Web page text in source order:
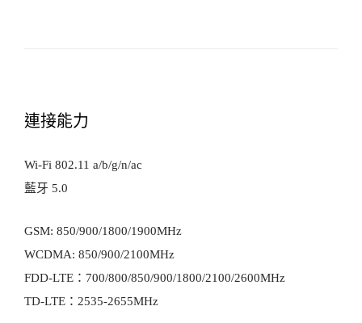
連接能力
Wi-Fi 802.11 a/b/g/n/ac
藍牙 5.0
GSM: 850/900/1800/1900MHz
WCDMA: 850/900/2100MHz
FDD-LTE：700/800/850/900/1800/2100/2600MHz
TD-LTE：2535-2655MHz